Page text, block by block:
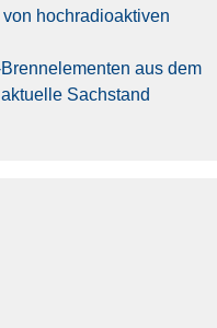
hochradioaktiven
aus dem
Sachstand